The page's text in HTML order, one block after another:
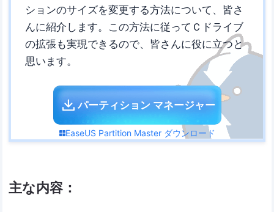
ションのサイズを変更する方法について、皆さ
んに紹介します。この方法に従ってＣドライブ
の拡張も実現できるので、皆さんに役に立つと
思います。
パーティション マネージャー
EaseUS Partition Master ダウンロード
主な内容：